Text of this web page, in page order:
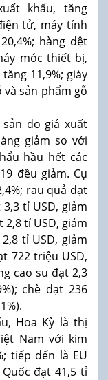
khẩu, tăng
tử, máy tính
hàng dệt
móc thiết bị,
11,9%; giày
và sản phẩm gỗ
do giá xuất
giảm so với
hầu hết các
đều giảm. Cụ
rau quả đạt
tỉ USD, giảm
2,8 tỉ USD, giảm
tỉ USD, giảm
722 triệu USD,
cao su đạt 2,3
chè đạt 236
Hoa Kỳ là thị
Nam với kim
tiếp đến là EU
đạt 41,5 tỉ